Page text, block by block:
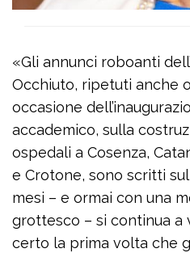
«Gli annunci roboanti
Occhiuto, ripetuti anche
occasione
accademico, sulla
ospedali a Cosenza,
e Crotone, sono scritti
mesi – e ormai con una
grottesco – si continua a
certo la prima volta che